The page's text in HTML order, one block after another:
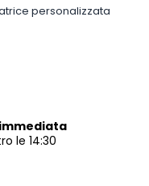
personalizzata
le 14:30